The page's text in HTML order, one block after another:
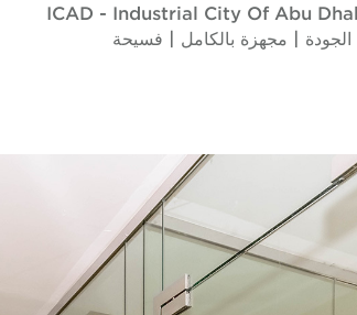
ICAD - Industrial City Of Abu
الجودة | مجهزة بالكامل | فسيحة